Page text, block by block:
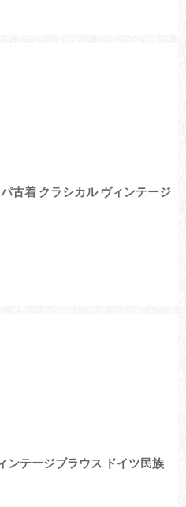
古着 クラシカル ヴィンテージ
ンテージブラウス ドイツ民族